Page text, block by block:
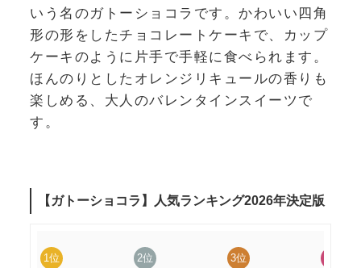
いう名のガトーショコラです。かわいい四角
形の形をしたチョコレートケーキで、カップ
ケーキのように片手で手軽に食べられます。
ほんのりとしたオレンジリキュールの香りも
楽しめる、大人のバレンタインスイーツで
す。